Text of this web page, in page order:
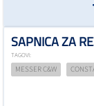
SAPNICA ZA
TAGOVI:
MESSER C&W